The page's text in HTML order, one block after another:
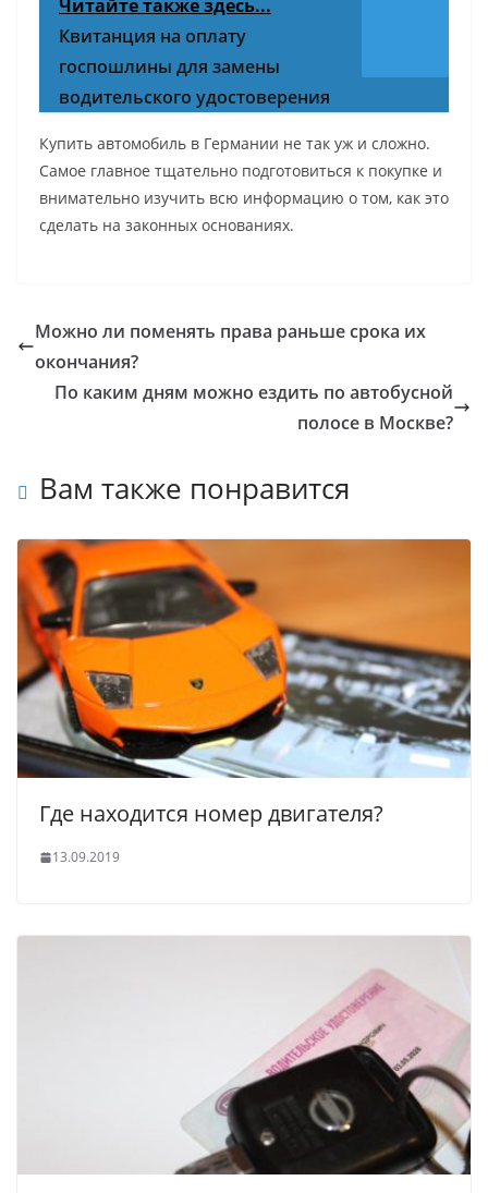
Читайте также здесь...
Квитанция на оплату
госпошлины для замены
водительского удостоверения
Купить автомобиль в Германии не так уж и сложно.
Самое главное тщательно подготовиться к покупке и
внимательно изучить всю информацию о том, как это
сделать на законных основаниях.
Можно ли поменять права раньше срока их
окончания?
По каким дням можно ездить по автобусной
полосе в Москве?
Вам также понравится
Где находится номер двигателя?
13.09.2019